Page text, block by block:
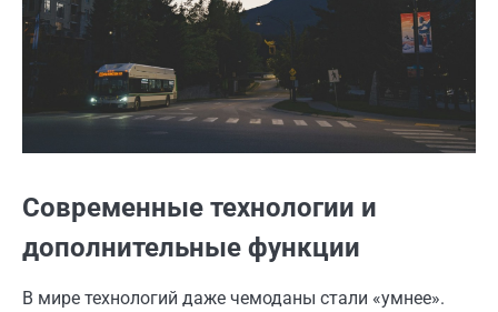
Современные технологии и
дополнительные функции
В мире технологий даже чемоданы стали «умнее».